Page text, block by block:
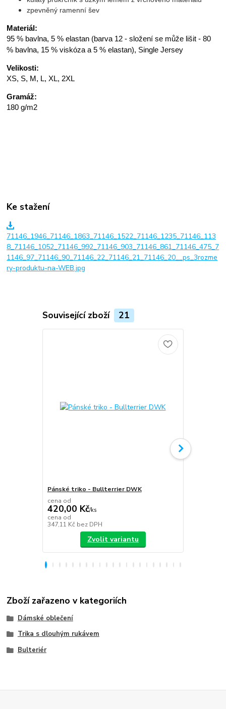
zpevněný ramenní šev
Materiál:
95 % bavlna, 5 % elastan (barva 12 - složení se může lišit - 80
% bavlna, 15 % viskóza a 5 % elastan), Single Jersey
Velikosti:
XS, S, M, L, XL, 2XL
Gramáž:
180 g/m2
Ke stažení
71146_1946_71146_1863_71146_1522_71146_1235_71146_113
8_71146_1052_71146_992_71146_903_71146_861_71146_475_7
1146_97_71146_90_71146_22_71146_21_71146_20__ps_3rozme
ry-produktu-na-WEB.jpg
Související zboží 21
Pánské triko - Bullterrier DWK
cena od
420,00 Kč/ks
cena od
347,11 Kč bez DPH
Zvolit variantu
Zboží zařazeno v kategoriích
Dámské oblečení
Trika s dlouhým rukávem
Bulteriér